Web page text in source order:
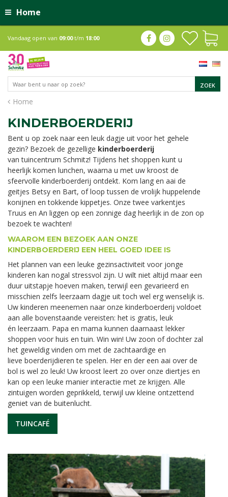
Home
Home
Vandaag open van 09:00t/m 18:00
KINDERBOERDERIJ
Bent u op zoek naar een leuk dagje uit voor het gehele
gezin? Bezoek de gezellige kinderboerderij
van tuincentrum Schmitz! Tijdens het shoppen kunt u
heerlijk komen lunchen, waarna u met uw kroost de
sfeervolle kinderboerderij ontdekt. Kom lang en aai de
geitjes Betsy en Bart, of loop tussen de vrolijk huppelende
konijnen en tokkende kippetjes. Onze twee varkentjes
Truus en An liggen op een zonnige dag heerlijk in de zon op
bezoek te wachten!
WAAROM EEN BEZOEK AAN ONZE
KINDERBOERDERIJ EEN HEEL GOED IDEE IS
Het plannen van een leuke gezinsactiviteit voor jonge
kinderen kan nogal stressvol zijn. U wilt niet altijd maar een
duur uitstapje hoeven maken, terwijl een gevarieerd en
misschien zelfs leerzaam dagje uit toch wel erg wenselijk is.
Uw kinderen meenemen naar onze kinderboerderij voldoet
aan alle bovenstaande vereisten: het is gratis, leuk
én leerzaam. Papa en mama kunnen daarnaast lekker
shoppen voor huis en tuin. Win win! Uw zoon of dochter zal
het geweldig vinden om met de zachtaardige en
lieve boerderijdieren te spelen. Her en der een aai over de
bol is wel zo leuk! Uw kroost leert zo over onze diertjes en
kan op een leuke manier interactie met ze krijgen. Alle
zintuigen worden geprikkeld, terwijl uw kleine ontzettend
geniet van de buitenlucht.
TUINCAFÉ